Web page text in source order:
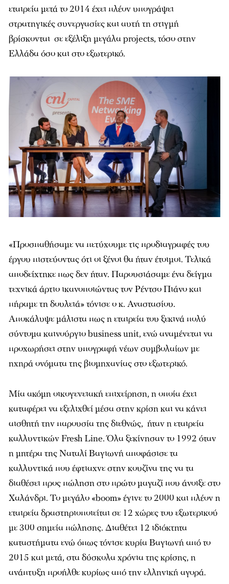
εταιρεία μετά το 2014 έχει πλέον υπογράψει
στρατηγικές συνεργασίες και αυτή τη στιγμή
βρίσκονται σε εξέλιξη μεγάλα projects, τόσο στην
Ελλάδα όσο και στο εξωτερικό.
«Προσπαθήσαμε να πετύχουμε τις προδιαγραφές του
έργου πιστεύοντας ότι οι ξένοι θα ήταν έτοιμοι. Τελικά
αποδείχτηκε πως δεν ήταν. Παρουσιάσαμε ένα δείγμα
τεχνικά άρτιο ικανοποιώντας τον Ρέντσο Πιάνο και
πήραμε τη δουλειά» τόνισε ο κ. Αναστασίου.
Αποκάλυψε μάλιστα πως η εταιρεία του ξεκινά πολύ
σύντομα καινούργιο business unit, ενώ αναμένεται να
προχωρήσει στην υπογραφή νέων συμβολαίων με
ηχηρά ονόματα της βιομηχανίας στο εξωτερικό.
Μία ακόμη οικογενειακή επιχείρηση, η οποία έχει
καταφέρει να εξελιχθεί μέσα στην κρίση και να κάνει
αισθητή την παρουσία της διεθνώς, ήταν η εταιρεία
καλλυντικών Fresh Line. Όλα ξεκίνησαν το 1992 όταν
η μητέρα της Ναταλί Βαγιωνή αποφάσισε τα
καλλυντικά που έφτιαχνε στην κουζίνα της να τα
διαθέσει προς πώληση στο πρώτο μαγαζί που άνοιξε στο
Χαλάνδρι. Το μεγάλο «boom» έγινε το 2000 και πλέον η
εταιρεία δραστηριοποιείται σε 12 χώρες του εξωτερικού
με 300 σημεία πώλησης. Διαθέτει 12 ιδιόκτητα
καταστήματα ενώ όπως τόνισε κυρία Βαγιωνή από το
2015 και μετά, στα δύσκολα χρόνια της κρίσης, η
ανάπτυξη προήλθε κυρίως από την ελληνική αγορά.